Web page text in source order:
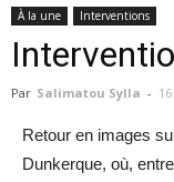
À la une Interventions
Par Salimatou Sylla -
Retour en images
Dunkerque, où,